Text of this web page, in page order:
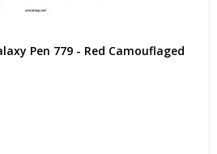
Pen 779 - Red Camouflaged